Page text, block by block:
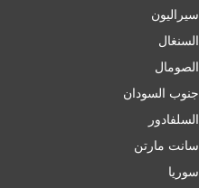
سيراليون
السنغال
الصومال
جنوب السودان
السلفادور
سانت مارتن
سوريا